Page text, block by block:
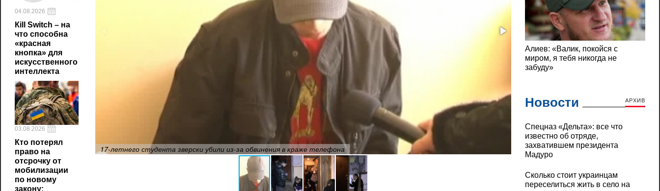
04.08.2026
Кill Switch – на
что способна
«красная
кнопка» для
искусственного
интеллекта
03.08.2026
Кто потерял
право на
отсрочку от
мобилизации
по новому
закону:
17-летнего студента зверски убили из-за обвинения в краже телефона 17-летнего студента зверски убили
Новости АРХИВ
Cпецназ «Дельта»: все что
известно об отряде,
захватившем президента
Мадуро
Сколько стоит украинцам
переселиться жить в село на